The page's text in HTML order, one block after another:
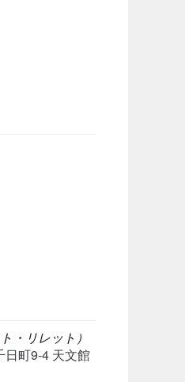
・リレット）
日町9-4 天文館